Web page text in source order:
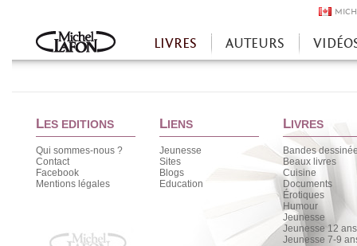
Accueil
LIVRES AUTEURS
LES EDITIONS
Qui sommes-nous ?
Contact
Facebook
Mentions légales
LIENS
Jeunesse
Sites
Blogs
Education
LIVRES
Bandes
Beaux livres
Cuisine
Documents
Érotiques
Humour
Jeunesse
Jeunesse 12
Jeunesse 7-9